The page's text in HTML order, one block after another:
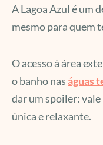
A Lagoa Azul é um
mesmo para quem
O acesso à área
o banho naságuas
dar um spoiler:
única e relaxante.